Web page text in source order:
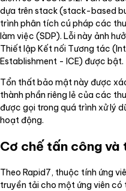
dựa trên stack (stack-based
trình phân tích cú pháp các
làm việc (SDP). Lỗi này ảnh
Thiết lập Kết nối Tương tác
Establishment - ICE) được bật.
Tổn thất bảo mật này được
thành phần riêng lẻ của các
được gọi trong quá trình xử lý
hoạt động.
Cơ chế tấn công và
Theo Rapid7, thuộc tính ứng
truyền tải cho một ứng viên có